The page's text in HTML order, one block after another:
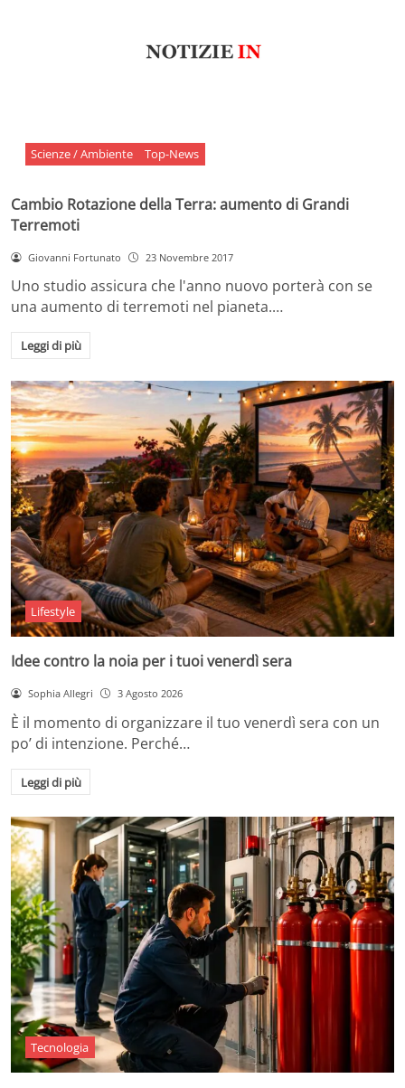
Scienze / Ambiente Top-News
Cambio Rotazione della Terra: aumento di Grandi
Terremoti
Giovanni Fortunato 23 Novembre 2017
Uno studio assicura che l'anno nuovo porterà con se
una aumento di terremoti nel pianeta.…
Leggi di più
Lifestyle
Idee contro la noia per i tuoi venerdì sera
Sophia Allegri 3 Agosto 2026
È il momento di organizzare il tuo venerdì sera con un
po’ di intenzione. Perché…
Leggi di più
Tecnologia